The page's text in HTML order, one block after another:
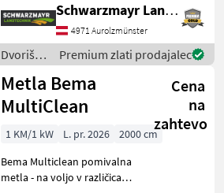
temperaturo ogrevanja 30–
140° - z dvojno šobo s
sistemom za vstavljanje - s
15-me
Schwarzmayr Landtechnik GmbH - Aurolzmünster
4971 Aurolzmünster
Dvoriščna
mehanizacija
/ IPC
Premium zlati prodajalec
Metla Bema
MultiClean
Cena
na
zahtevo
1 KM/1 kW L. pr. 2026
2000 cm
Bema Multiclean pomivalna
metla - na voljo v različicah